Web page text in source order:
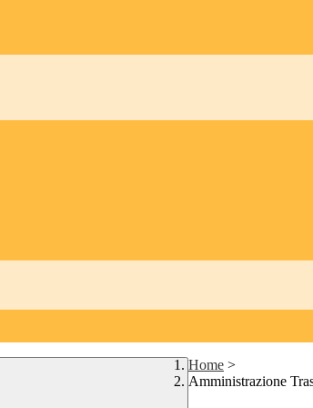
Home >
Amministrazione